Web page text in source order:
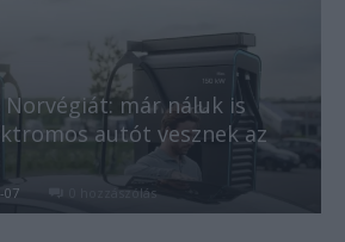
már náluk is
autót vesznek az
07 0 hozzászólás